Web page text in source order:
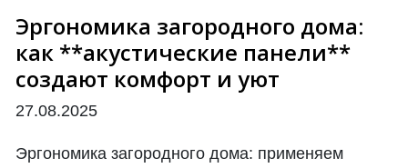
Эргономика загородного дома:
как **акустические панели**
создают комфорт и уют
27.08.2025
Эргономика загородного дома: применяем